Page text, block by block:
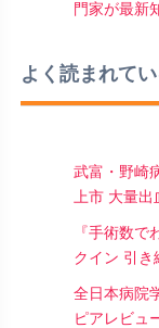
門家が最新
よく読まれて
武富・野崎
上市 大量出
『手術数
クイン 引き
全日本病院
ピアレビュ